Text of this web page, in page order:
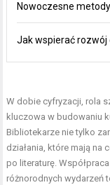
Nowoczesne
Jak wspierać rozwój
W dobie cyfryzacji, rola
kluczowa w budowaniu
Bibliotekarze nie tylko
działania, które mają na
po literaturę.
różnorodnych wydarzeń